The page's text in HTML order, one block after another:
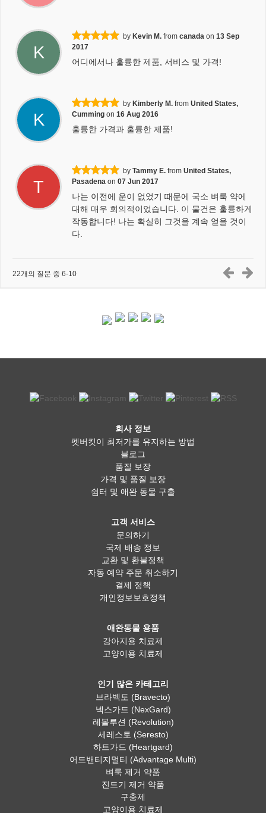
K
by Kevin M. from canada on 13 Sep
2017
어디에서나 훌륭한 제품, 서비스 및 가격!
K
by Kimberly M. from United States,
Cumming on 16 Aug 2016
훌륭한 가격과 훌륭한 제품!
T
by Tammy E. from United States,
Pasadena on 07 Jun 2017
나는 이전에 운이 없었기 때문에 국소 벼룩 약에
대해 매우 회의적이었습니다. 이 물건은 훌륭하게
작동합니다! 나는 확실히 그것을 계속 얻을 것이
다.
22개의 질문 중 6-10
회사 정보
펫버킷이 최저가를 유지하는 방법
블로그
품질 보장
가격 및 품질 보장
쉼터 및 애완 동물 구출
고객 서비스
문의하기
국제 배송 정보
교환 및 환불정책
자동 예약 주문 취소하기
결제 정책
개인정보보호정책
애완동물 용품
강아지용 치료제
고양이용 치료제
인기 많은 카테고리
브라벡토 (Bravecto)
넥스가드 (NexGard)
레볼루션 (Revolution)
세레스토 (Seresto)
하트가드 (Heartgard)
어드밴티지멀티 (Advantage Multi)
벼룩 제거 약품
진드기 제거 약품
구충제
고양이용 치료제